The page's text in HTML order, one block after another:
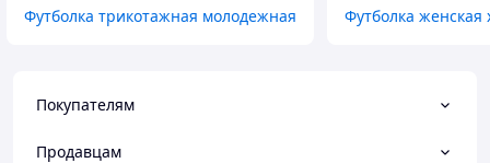
Футболка трикотажная молодежная Футболка женская
Покупателям
Продавцам